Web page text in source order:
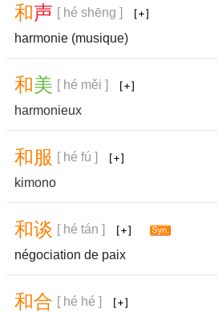
和声 [ hé shēng ]
harmonie (musique)
和美 [ hé měi ]
harmonieux
和服 [ hé fú ]
kimono
和谈 [ hé tán ]
négociation de paix
和合 [ hé hé ]